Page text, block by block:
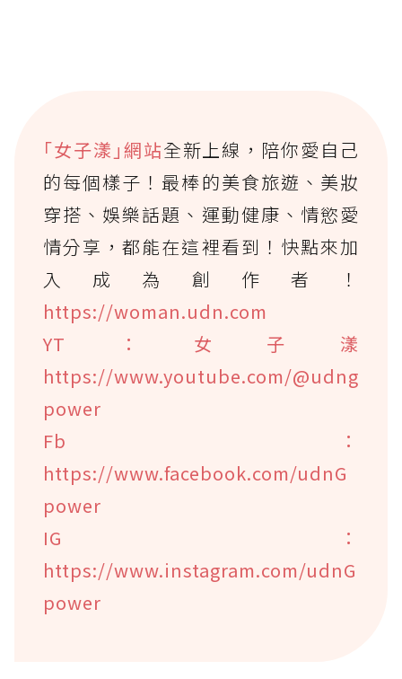
｢女子漾｣網站全新上線，陪你愛自己
的每個樣子！最棒的美食旅遊、美妝
穿搭、娛樂話題、運動健康、情慾愛
情分享，都能在這裡看到！快點來加
入成為創作者！
https://woman.udn.com
YT：女子漾
https://www.youtube.com/@udng
power
Fb：
https://www.facebook.com/udnG
power
IG：
https://www.instagram.com/udnG
power